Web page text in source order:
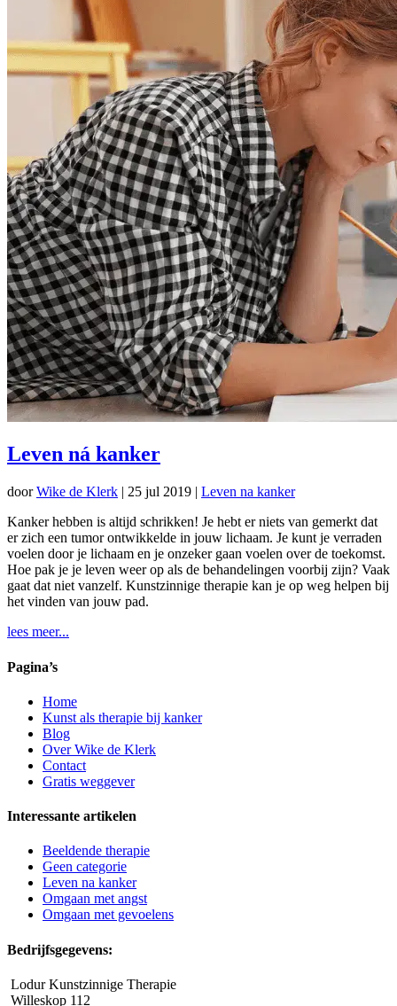
Leven ná kanker
doorWike de Klerk | 25 jul 2019 | Leven na kanker
Kanker hebben is altijd schrikken! Je hebt er niets van gemerkt dat
er zich een tumor ontwikkelde in jouw lichaam. Je kunt je verraden
voelen door je lichaam en je onzeker gaan voelen over de toekomst.
Hoe pak je je leven weer op als de behandelingen voorbij zijn? Vaak
gaat dat niet vanzelf. Kunstzinnige therapie kan je op weg helpen bij
het vinden van jouw pad.
lees meer...
Pagina’s
Home
Kunst als therapie bij kanker
Blog
Over Wike de Klerk
Contact
Gratis weggever
Interessante artikelen
Beeldende therapie
Geen categorie
Leven na kanker
Omgaan met angst
Omgaan met gevoelens
Bedrijfsgegevens:
Lodur Kunstzinnige Therapie
Willeskop 112